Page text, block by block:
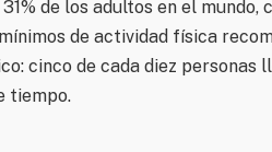
de los adultos en el mundo,
de actividad física
cinco de cada diez personas
tiempo.